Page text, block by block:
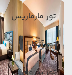
تور مارماریس
تور آنکارا
تور بدروم